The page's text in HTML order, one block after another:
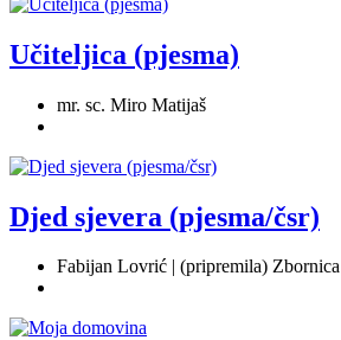
Učiteljica (pjesma)
mr. sc. Miro Matijaš
Djed sjevera (pjesma/čsr)
Fabijan Lovrić | (pripremila) Zbornica